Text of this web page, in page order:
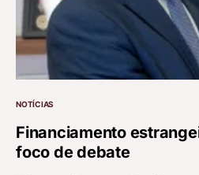
NOTÍCIAS
Financiamento
foco de debate